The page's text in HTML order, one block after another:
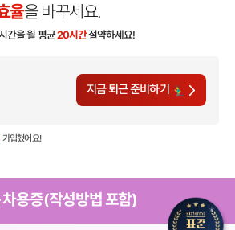
율을 바꾸세요.
간을 월 평균20시간절약하세요!
지금 퇴근 준비하기
가입했어요!
차용증(작성방법 포함)